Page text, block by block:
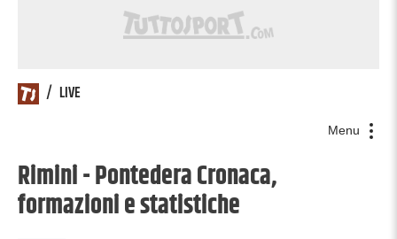
/ LIVE
Menu
Rimini - Pontedera Cronaca,
formazioni e statistiche